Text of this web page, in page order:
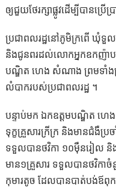
ឲ្យជួយថែរក្សាផ្លូវដើម្បីបានប្រើ
ប្រជាពលរដ្ឋនៅភូមិក្រពើ ឃុំទួ
និងជូនពរដល់លោកអ្នកឧកញ៉ាប
បណ្ឌិត ហេង សំណាង ព្រមទាំងក្
លំបាករបស់ប្រជាពលរដ្ឋ ។
បន្ទាប់មក ឯកឧត្តមបណ្ឌិត ហ
ទុក្ខគ្រួសារក្រីក្រ និងមានជំងឺ
ទទួលបានថវិកា ១០ម៉ឺនរៀល និ
មាន១គ្រួសារ ទទួលបានថវិកា
កុមារតូច ដែលបានបាត់បង់ឪ